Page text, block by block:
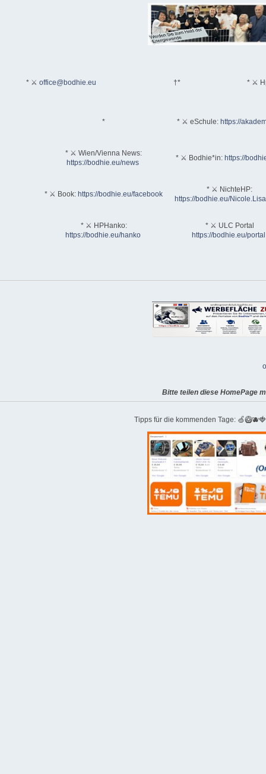
* ⚔ office@bodhie.eu †* * ⚔
* * ⚔ eSchule: https://
* ⚔ Wien/Vienna News:
https://bodhie.eu/news
* ⚔ Bodhie*in: https://
* ⚔ Book: https://bodhie.eu/facebook
* ⚔ NichteHP:
https://bodhie.eu/
* ⚔ HPHanko:
https://bodhie.eu/hanko
* ⚔ ULC Portal
https://bodhie.eu/portal
Bitte teilen diese HomePage
Tipps für die kommenden Tage: